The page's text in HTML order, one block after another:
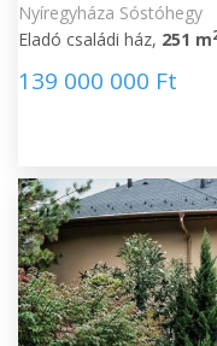
Nyíregyháza Sóstóhegy
Eladó családi ház, 251 m
139 000 000 Ft